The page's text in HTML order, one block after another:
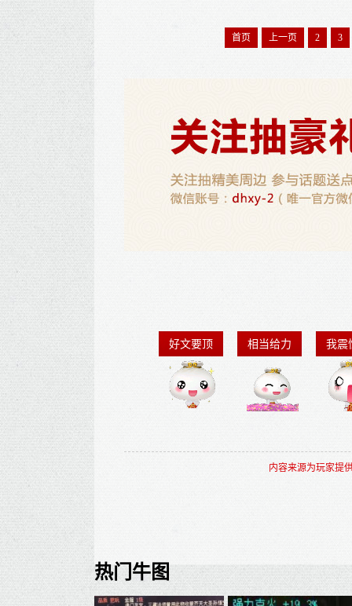
首页 上一页 2 3
好文要顶 相当给力 我震
内容来源为玩家提
热门牛图